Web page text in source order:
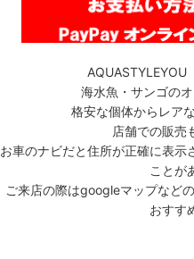
AQUASTYLEYOU
海水魚・サンゴの
格安な個体からレアな
店舗での販売
お車のナビだと住所が正確に表
ことが
ご来店の際はgoogleマップなど
おすす